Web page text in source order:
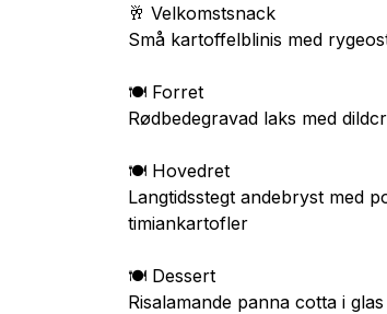
🥂 Velkomstsnack
Små kartoffelblinis med
🍽 Forret
Rødbedegravad laks med
🍽 Hovedret
Langtidsstegt andebryst med
timiankartofler
🍽 Dessert
Risalamande panna cotta i